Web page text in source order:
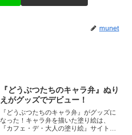
munet
『どうぶつたちのキャラ弁』ぬり
えがグッズでデビュー！
『どうぶつたちのキャラ弁』がグッズに
なった！キャラ弁を描いた塗り絵は、
『カフェ・デ・大人の塗り絵』サイトで